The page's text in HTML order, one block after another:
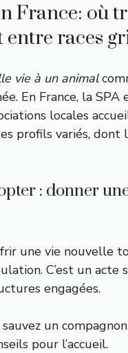
France: où
entre races
vie à un animal
En France, la SPA
locales
profils variés, dont
: donner
une vie nouvelle
C’est un acte
engagées.
un
pour l’accueil.